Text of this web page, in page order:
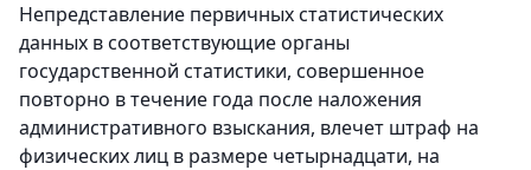
Непредставление первичных статистических
данных в соответствующие органы
государственной статистики, совершенное
повторно в течение года после наложения
административного взыскания, влечет штраф на
физических лиц в размере четырнадцати, на